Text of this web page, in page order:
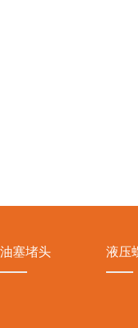
油塞堵头 液压